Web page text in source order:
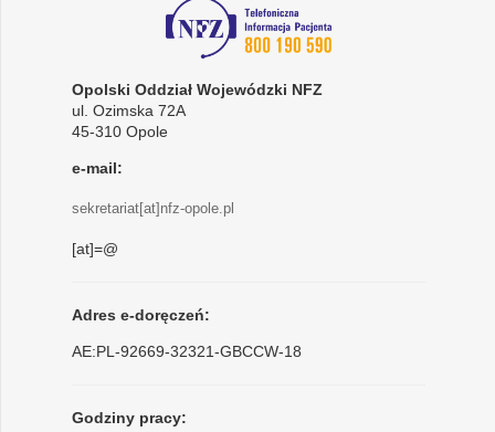
Opolski Oddział Wojewódzki NFZ
ul. Ozimska 72A
45-310 Opole
e-mail:
sekretariat[at]nfz-opole.pl
[at]=@
Adres e-doręczeń:
AE:PL-92669-32321-GBCCW-18
Godziny pracy: